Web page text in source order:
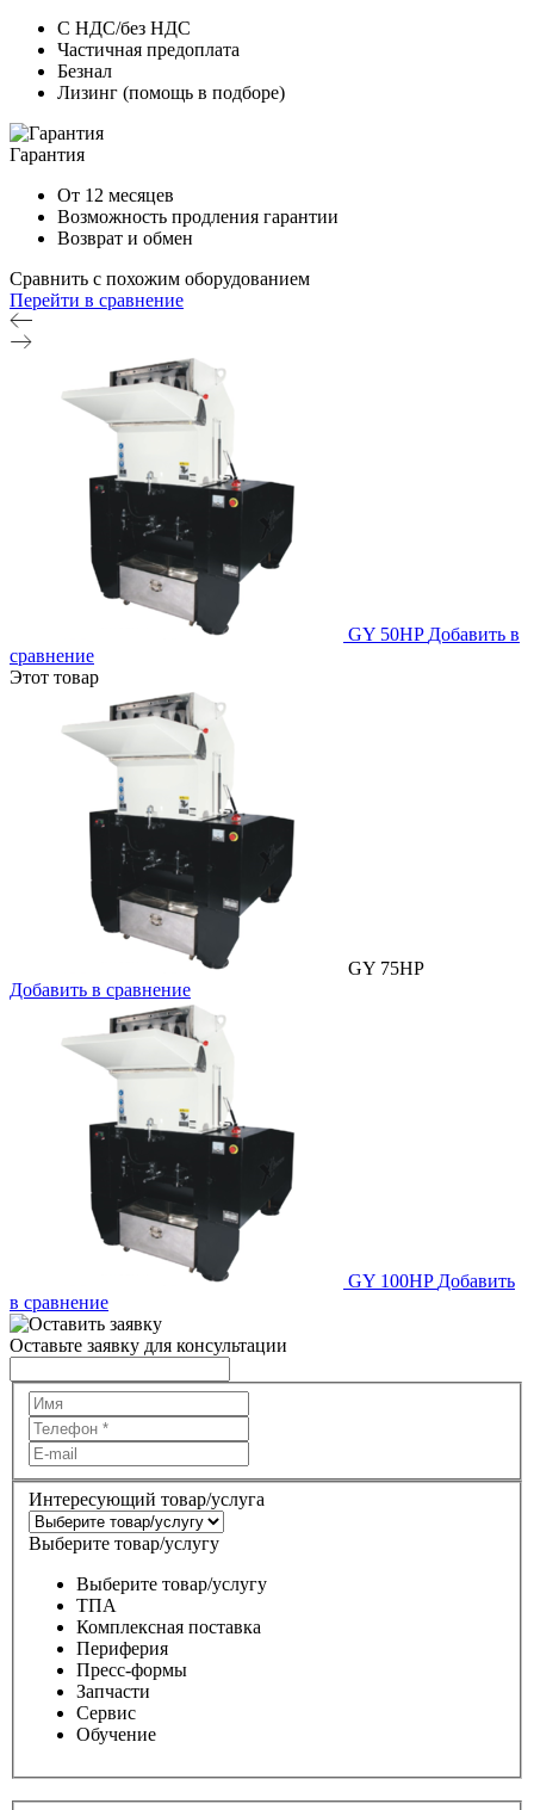
С НДС/без НДС
Частичная предоплата
Безнал
Лизинг (помощь в подборе)
Гарантия
От 12 месяцев
Возможность продления гарантии
Возврат и обмен
Сравнить с похожим оборудованием
Перейти в сравнение
GY 50HP Добавить в
сравнение
Этот товар
GY 75HP
Добавить в сравнение
GY 100HP Добавить
в сравнение
Оставьте заявку для консультации
Интересующий товар/услуга
Выберите товар/услугу
Выберите товар/услугу
ТПА
Комплексная поставка
Периферия
Пресс-формы
Запчасти
Сервис
Обучение